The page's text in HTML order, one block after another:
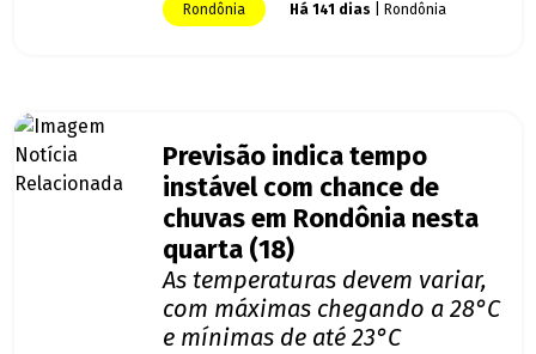
Rondônia Há 141 dias | Rondônia
Previsão indica tempo
instável com chance de
chuvas em Rondônia nesta
quarta (18)
As temperaturas devem variar,
com máximas chegando a 28°C
e mínimas de até 23°C